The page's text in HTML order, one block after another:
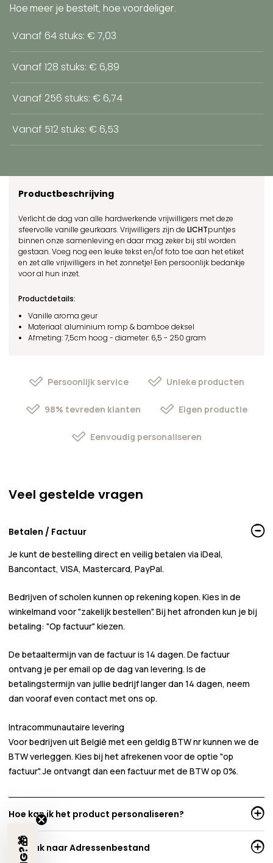
Hoe meer je bestelt, hoe voordeliger.
Vanaf 64 stuks: € 7,03
Vanaf 128 stuks: € 6,89
Vanaf 256 stuks: € 6,74
Vanaf 512 stuks: € 6,53
Productbeschrijving
Verlicht de dag van alle hardwerkende vrijwilligers met deze
sfeervolle vanille geurkaars. Vrijwilligers zijn deLICHTpuntjes
binnen onze samenleving en daar mag zeker bij stil worden
gestaan. Voeg nog een leuke tekst en/of foto toe aan het etiket
en zet alle vrijwilligers in het zonnetje! Een persoonlijk bedankje
voor al hun inzet.
Productdetails:
Vanille aroma geur
Materiaal: aluminium romp & bamboe deksel
Afmeting: 7,5cm hoog - diameter: 6,5 - 250 gram
Persoonlijk service Unieke producten
98% tevreden klanten Eigen productie
Eenvoudig personaliseren
Veel gestelde vragen
Betalen / Factuur
Je kunt de bestelling direct en veilig betalen via iDeal,
Bancontact, VISA, Mastercard, PayPal.
Bedrijven of scholen kunnen op rekening kopen. Kies in de
winkelmand voor"zakelijk bestellen". Bij het afronden kun je bij
betaling: "Op factuur" kiezen.
De betaaltermijn van de factuur is 14 dagen. De factuur
ontvang je per email op de dag van levering. Is de
betalingstermijn van jullie bedrijf langer dan 14 dagen, neem
dan vooraf even contact met ons op.
Intracommunautaire levering
Voor bedrijven uit België met een geldig BTW nr kunnen we de
BTW verleggen. Kies bij het afrekenen voor de optie "op
factuur". Je ontvangt dan een factuur met de BTW op 0%.
Hoe kan ik het product personaliseren?
Per stuk naar Adressenbestand